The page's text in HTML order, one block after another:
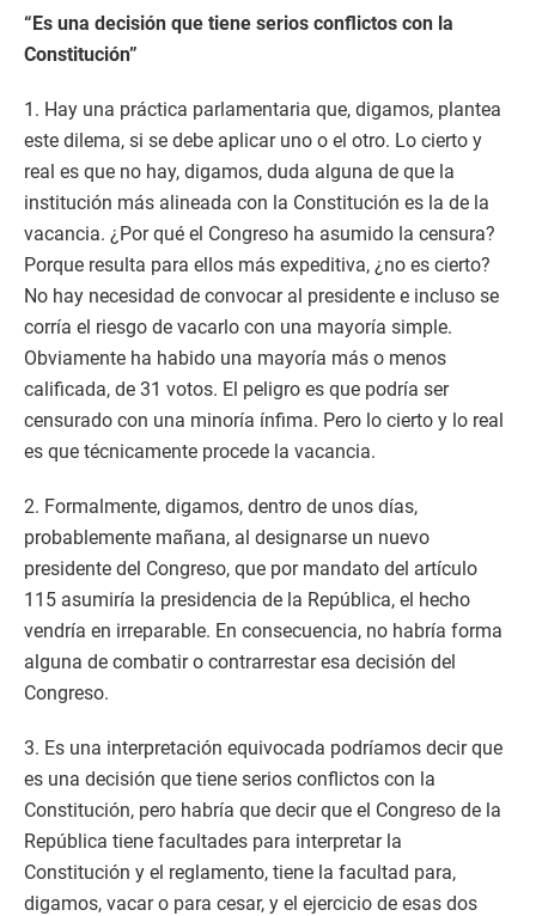
“Es una decisión que tiene serios conflictos con la
Constitución”
1. Hay una práctica parlamentaria que, digamos, plantea
este dilema, si se debe aplicar uno o el otro. Lo cierto y
real es que no hay, digamos, duda alguna de que la
institución más alineada con la Constitución es la de la
vacancia. ¿Por qué el Congreso ha asumido la censura?
Porque resulta para ellos más expeditiva, ¿no es cierto?
No hay necesidad de convocar al presidente e incluso se
corría el riesgo de vacarlo con una mayoría simple.
Obviamente ha habido una mayoría más o menos
calificada, de 31 votos. El peligro es que podría ser
censurado con una minoría ínfima. Pero lo cierto y lo real
es que técnicamente procede la vacancia.
2. Formalmente, digamos, dentro de unos días,
probablemente mañana, al designarse un nuevo
presidente del Congreso, que por mandato del artículo
115 asumiría la presidencia de la República, el hecho
vendría en irreparable. En consecuencia, no habría forma
alguna de combatir o contrarrestar esa decisión del
Congreso.
3. Es una interpretación equivocada podríamos decir que
es una decisión que tiene serios conflictos con la
Constitución, pero habría que decir que el Congreso de la
República tiene facultades para interpretar la
Constitución y el reglamento, tiene la facultad para,
digamos, vacar o para cesar, y el ejercicio de esas dos